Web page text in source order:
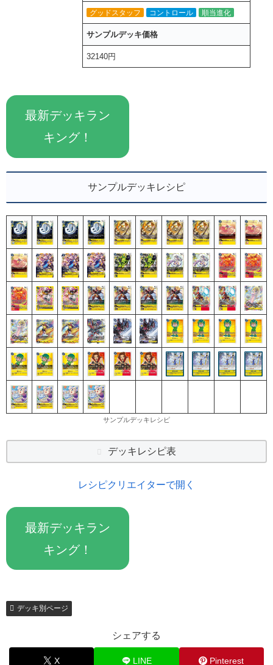
グッドスタッフ コントロール 順当進化
サンプルデッキ価格
32140円
最新デッキラン
キング！
サンプルデッキレシピ
サンプルデッキレシピ
デッキレシピ表
レシピクリエイターで開く
最新デッキラン
キング！
デッキ別ページ
シェアする
X LINE Pinterest